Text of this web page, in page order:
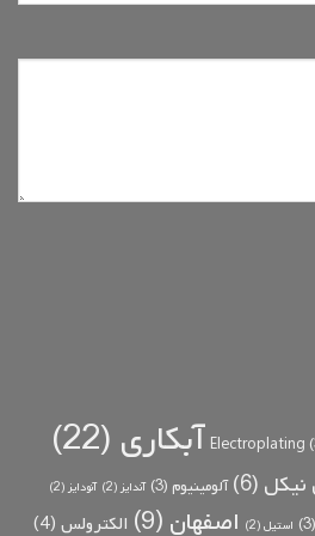
Electroplating آبکاری (22)
نیکل (6) آلومینیوم (3) آندایز (2) آنودایز (2)
(3) استیل(2) اصفهان (9) الکترولس (4)